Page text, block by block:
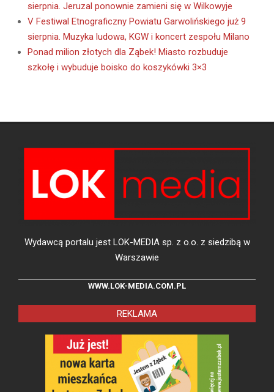
sierpnia. Jeruzal ponownie zamieni się w Wilkowyje
V Festiwal Etnograficzny Powiatu Garwolińskiego już 9
sierpnia. Muzyka ludowa, KGW i koncert zespołu Milano
Ponad milion złotych dla Ząbek! Miasto rozbuduje
szkołę i wybuduje boisko do koszykówki 3×3
Wydawcą portalu jest LOK-MEDIA sp. z o.o. z siedzibą w
Warszawie
WWW.LOK-MEDIA.COM.PL
REKLAMA